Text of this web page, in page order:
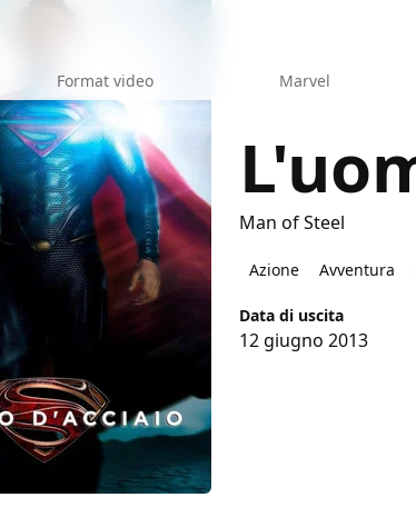
Format video Marvel
L'Uomo d'Acciaio Man of Steel
Azione Avventura
Data di uscita
12 giugno 2013